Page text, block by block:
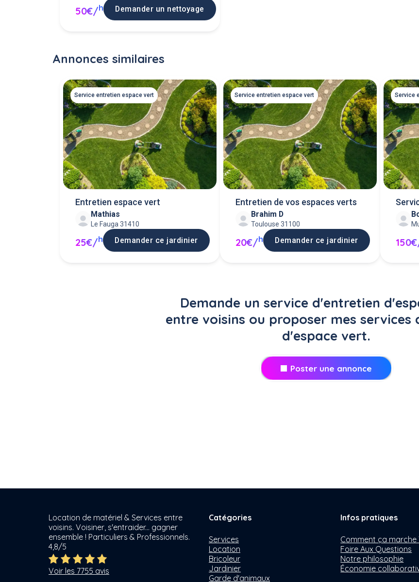
50€/h Demander un nettoyage
Annonces similaires
Service entretien espace vert
Entretien espace vert
Mathias
Le Fauga 31410
25€/h Demander ce jardinier
Service entretien espace vert
Entretien de vos espaces verts
Brahim D
Toulouse 31100
20€/h Demander ce jardinier
Service
Demande un service d'entretien
entre voisins ou proposer mes services
d'espace vert.
Poster une annonce
Location de matériel & Services entre
voisins. Voisiner, s'entraider... gagner
ensemble ! Particuliers & Professionnels.
4,8/5
Voir les 7755 avis
Catégories
Services
Location
Bricoleur
Jardinier
Garde d'animaux
Infos pratiques
Comment ça marche
Foire Aux Questions
Notre philosophie
Économie